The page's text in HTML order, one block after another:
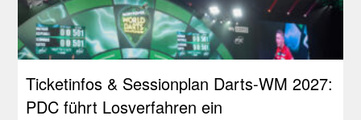
Ticketinfos & Sessionplan Darts-WM 2027:
PDC führt Losverfahren ein